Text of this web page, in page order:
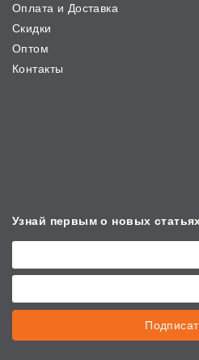
Оплата и Доставка
Скидки
Оптом
Контакты
Узнай первым о новых